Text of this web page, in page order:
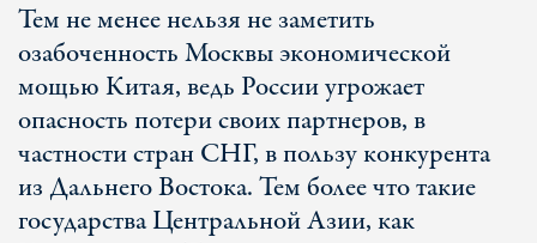
Тем не менее нельзя не заметить
озабоченность Москвы экономической
мощью Китая, ведь России угрожает
опасность потери своих партнеров, в
частности стран СНГ, в пользу конкурента
из Дальнего Востока. Тем более что такие
государства Центральной Азии, как